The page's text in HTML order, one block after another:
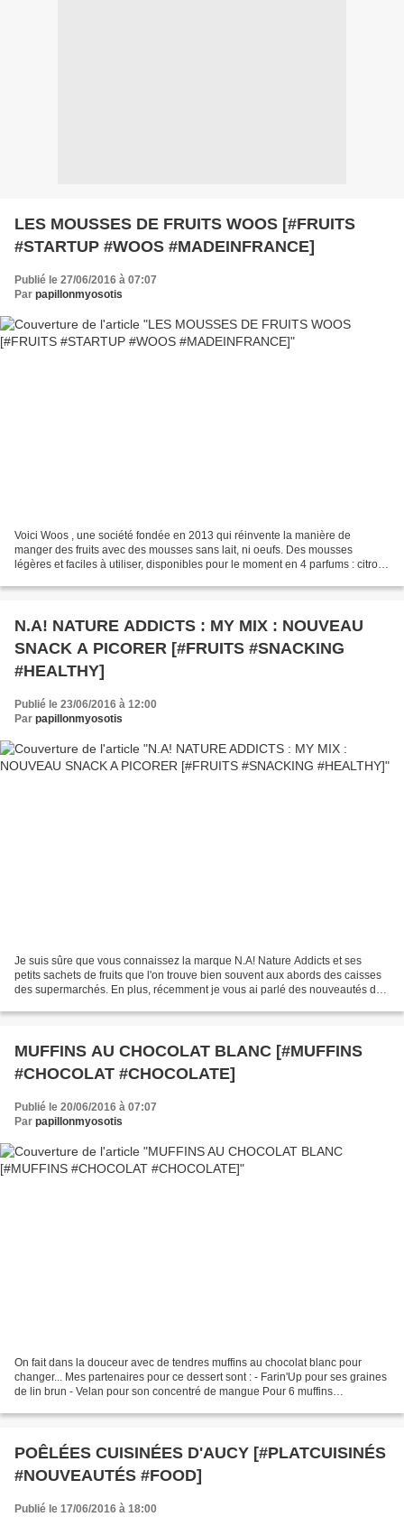
LES MOUSSES DE FRUITS WOOS [#FRUITS
#STARTUP #WOOS #MADEINFRANCE]
Publié le 27/06/2016 à 07:07
Par papillonmyosotis
Voici Woos , une société fondée en 2013 qui réinvente la manière de
manger des fruits avec des mousses sans lait, ni oeufs. Des mousses
légères et faciles à utiliser, disponibles pour le moment en 4 parfums : citron,
N.A! NATURE ADDICTS : MY MIX : NOUVEAU
SNACK A PICORER [#FRUITS #SNACKING
#HEALTHY]
Publié le 23/06/2016 à 12:00
Par papillonmyosotis
Je suis sûre que vous connaissez la marque N.A! Nature Addicts et ses
petits sachets de fruits que l'on trouve bien souvent aux abords des caisses
des supermarchés. En plus, récemment je vous ai parlé des nouveautés de
MUFFINS AU CHOCOLAT BLANC [#MUFFINS
#CHOCOLAT #CHOCOLATE]
Publié le 20/06/2016 à 07:07
Par papillonmyosotis
On fait dans la douceur avec de tendres muffins au chocolat blanc pour
changer... Mes partenaires pour ce dessert sont : - Farin'Up pour ses graines
de lin brun - Velan pour son concentré de mangue Pour 6 muffins
POÊLÉES CUISINÉES D'AUCY [#PLATCUISINÉS
#NOUVEAUTÉS #FOOD]
Publié le 17/06/2016 à 18:00